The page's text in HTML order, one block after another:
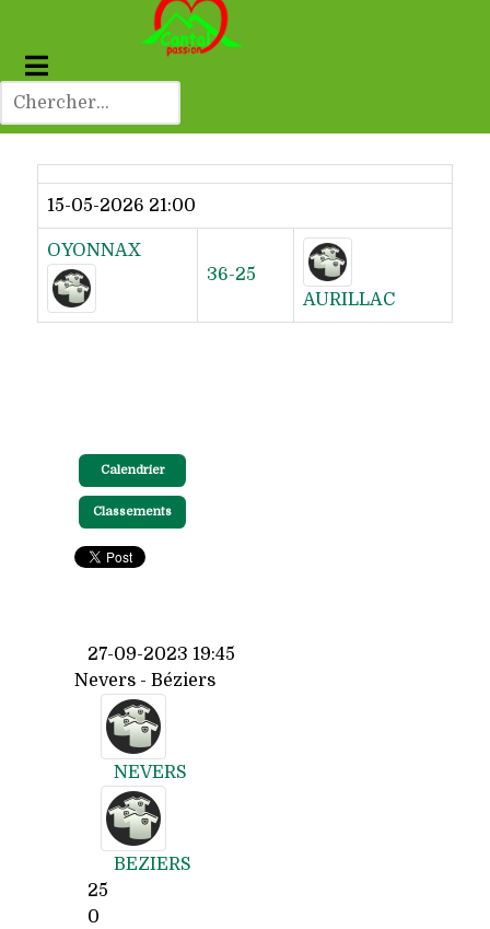
Dernier résultat
15-05-2026 21:00
OYONNAX
36-25
AURILLAC
Calendrier
Classements
27-09-2023 19:45
Nevers - Béziers
NEVERS
BEZIERS
25
0